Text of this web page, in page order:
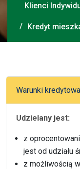
Klienci
Kredyt
Warunki
Udzielany jest:
z
jest od udziału
z możliwością